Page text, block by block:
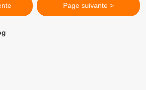
Page suivante >